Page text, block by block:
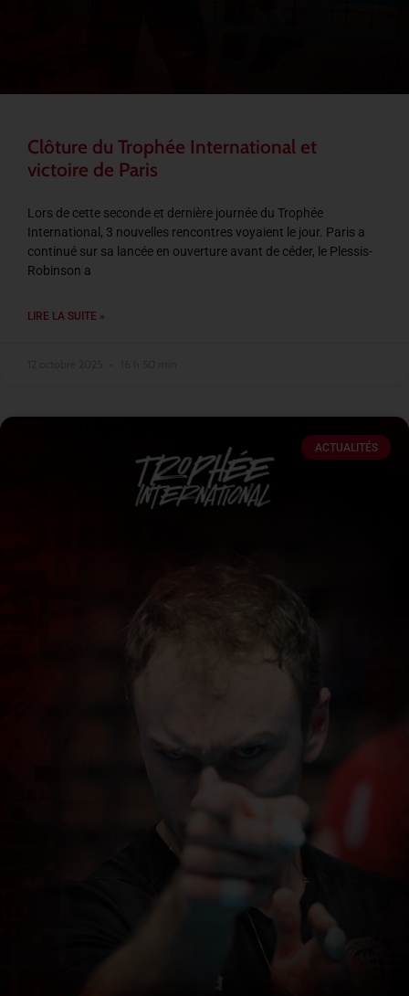
Clôture du Trophée International et
victoire de Paris
Lors de cette seconde et dernière journée du Trophée
International, 3 nouvelles rencontres voyaient le jour. Paris a
continué sur sa lancée en ouverture avant de céder, le Plessis-
Robinson a
LIRE LA SUITE »
ACTUALITÉS